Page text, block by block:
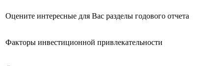
Оцените интересные для Вас разделы годового отчета
Факторы инвестиционной привлекательности